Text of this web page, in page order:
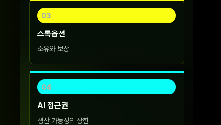
03
스톡옵션
소유와 보상
04
AI 접근권
생산 가능성의 상한